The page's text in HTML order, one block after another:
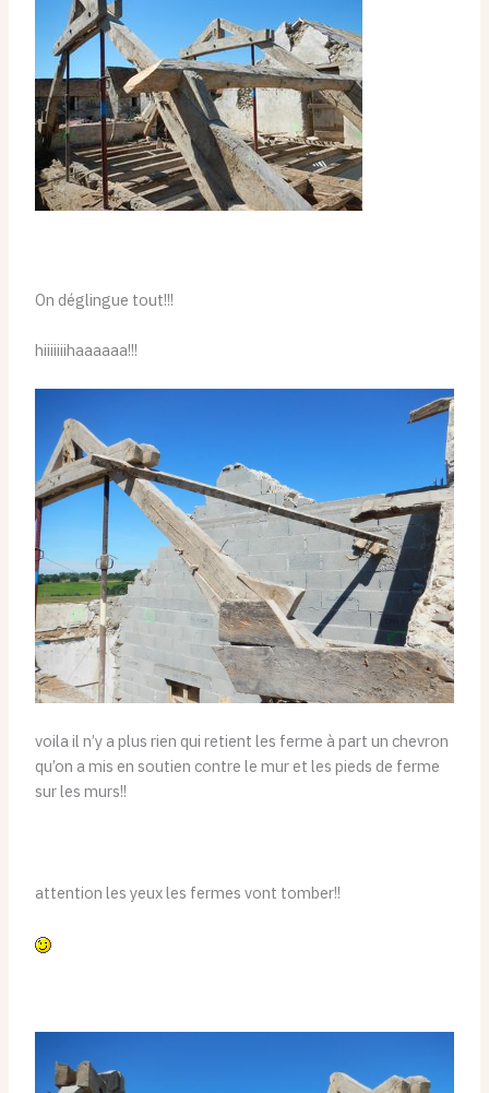
On déglingue tout!!!
hiiiiiiihaaaaaa!!!
voila il n’y a plus rien qui retient les ferme à part un chevron
qu’on a mis en soutien contre le mur et les pieds de ferme
sur les murs!!
attention les yeux les fermes vont tomber!!